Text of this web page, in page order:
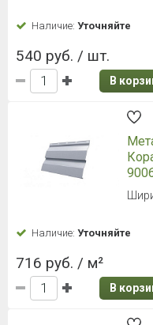
Наличие: Уточняйте
540 руб. / шт.
В
Наличие: Уточняйте
716 руб. / м²
В